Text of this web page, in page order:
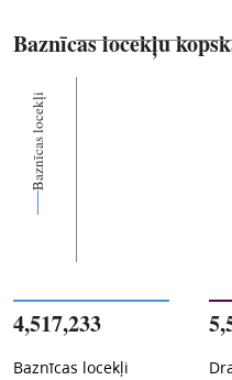
Baznīcas locekļu
Baznīcas locekļi
4,517,233
Baznīcas locekļi